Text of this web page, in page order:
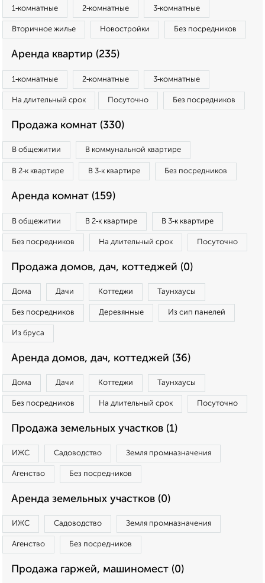
1‑комнатные 2‑комнатные 3‑комнатные
Вторичное жилье Новостройки Без посредников
Аренда квартир (235)
1‑комнатные 2‑комнатные 3‑комнатные
На длительный срок Посуточно Без посредников
Продажа комнат (330)
В общежитии В коммунальной квартире
В 2‑к квартире В 3‑к квартире Без посредников
Аренда комнат (159)
В общежитии В 2‑к квартире В 3‑к квартире
Без посредников На длительный срок Посуточно
Продажа домов, дач, коттеджей (0)
Дома Дачи Коттеджи Таунхаусы
Без посредников Деревянные Из сип панелей
Из бруса
Аренда домов, дач, коттеджей (36)
Дома Дачи Коттеджи Таунхаусы
Без посредников На длительный срок Посуточно
Продажа земельных участков (1)
ИЖС Садоводство Земля промназначения
Агенство Без посредников
Аренда земельных участков (0)
ИЖС Садоводство Земля промназначения
Агенство Без посредников
Продажа гаржей, машиномест (0)